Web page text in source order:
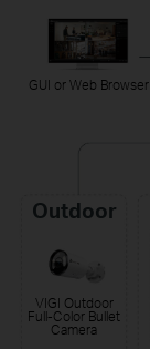
GUI or Web Browser
VIGI Outdoor
Full-Color Bullet
Camera
Outdoor